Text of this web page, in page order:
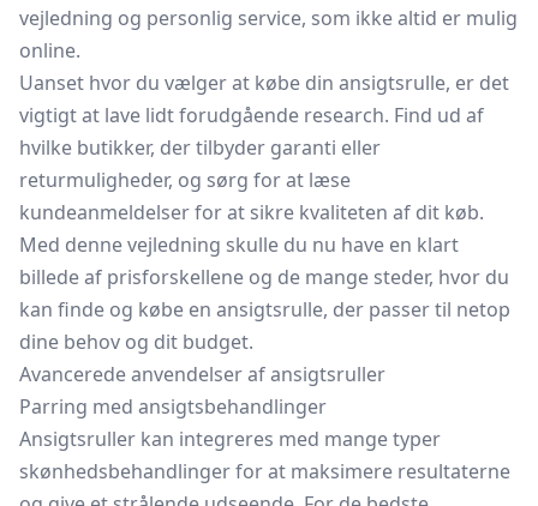
vejledning og personlig service, som ikke altid er mulig
online.
Uanset hvor du vælger at købe din ansigtsrulle, er det
vigtigt at lave lidt forudgående research. Find ud af
hvilke butikker, der tilbyder garanti eller
returmuligheder, og sørg for at læse
kundeanmeldelser for at sikre kvaliteten af dit køb.
Med denne vejledning skulle du nu have en klart
billede af prisforskellene og de mange steder, hvor du
kan finde og købe en ansigtsrulle, der passer til netop
dine behov og dit budget.
Avancerede anvendelser af ansigtsruller
Parring med ansigtsbehandlinger
Ansigtsruller kan integreres med mange typer
skønhedsbehandlinger for at maksimere resultaterne